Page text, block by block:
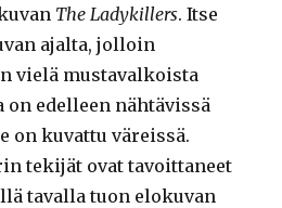
The Ladykillers. Itse
ajalta, jolloin
vielä mustavalkoista
on edelleen nähtävissä
on kuvattu väreissä.
tekijät ovat tavoittaneet
tavalla tuon elokuvan